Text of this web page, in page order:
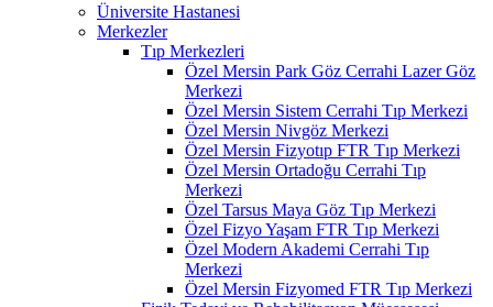
Üniversite Hastanesi
Merkezler
Tıp Merkezleri
Özel Mersin Park Göz Cerrahi Lazer Göz
Merkezi
Özel Mersin Sistem Cerrahi Tıp Merkezi
Özel Mersin Nivgöz Merkezi
Özel Mersin Fizyotıp FTR Tıp Merkezi
Özel Mersin Ortadoğu Cerrahi Tıp
Merkezi
Özel Tarsus Maya Göz Tıp Merkezi
Özel Fizyo Yaşam FTR Tıp Merkezi
Özel Modern Akademi Cerrahi Tıp
Merkezi
Özel Mersin Fizyomed FTR Tıp Merkezi